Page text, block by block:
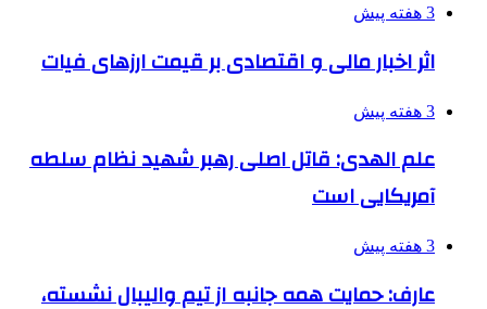
3 هفته پیش
اثر اخبار مالی و اقتصادی بر قیمت ارزهای فیات
3 هفته پیش
علم الهدی: قاتل اصلی رهبر شهید نظام سلطه
آمریکایی است
3 هفته پیش
عارف: حمایت همه جانبه از تیم والیبال نشسته،